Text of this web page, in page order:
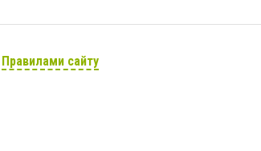
Правилами сайту